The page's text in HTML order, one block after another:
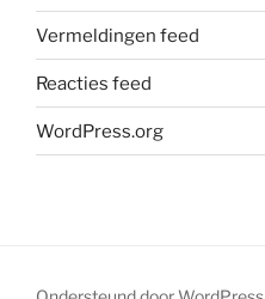
Vermeldingen feed
Reacties feed
WordPress.org